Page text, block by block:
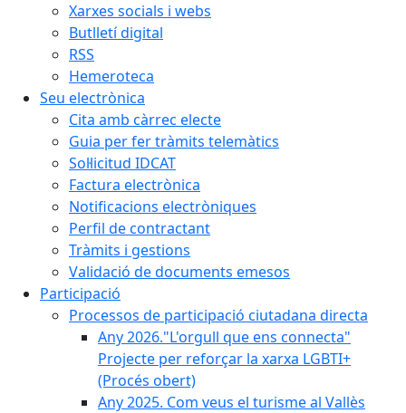
Xarxes socials i webs
Butlletí digital
RSS
Hemeroteca
Seu electrònica
Cita amb càrrec electe
Guia per fer tràmits telemàtics
Sol·licitud IDCAT
Factura electrònica
Notificacions electròniques
Perfil de contractant
Tràmits i gestions
Validació de documents emesos
Participació
Processos de participació ciutadana directa
Any 2026."L'orgull que ens connecta"
Projecte per reforçar la xarxa LGBTI+
(Procés obert)
Any 2025. Com veus el turisme al Vallès